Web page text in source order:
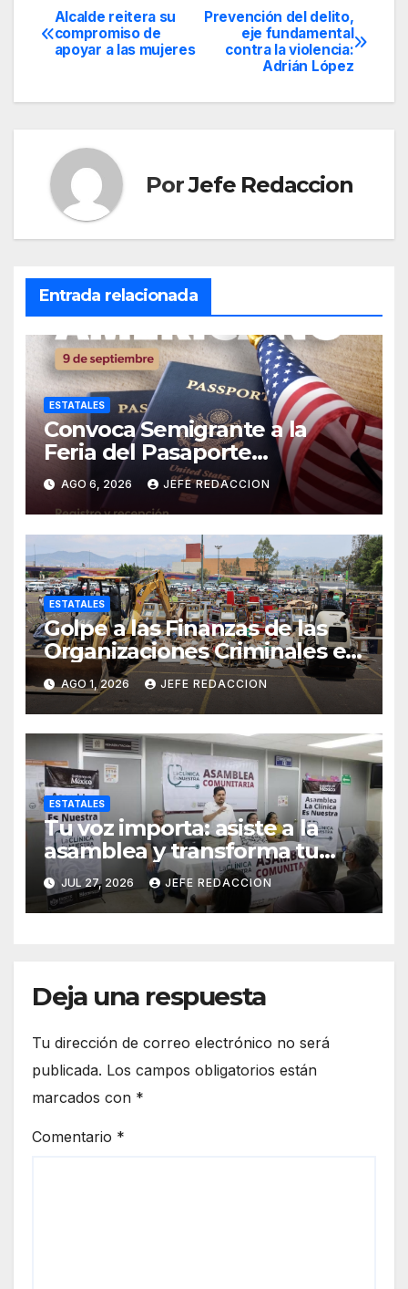
Navegación
de
entradas
Prevención del delito,
eje fundamental
contra la violencia:
Adrián López
Alcalde reitera su
compromiso de
apoyar a las mujeres
PorJefe Redaccion
Entrada relacionada
ESTATALES
Convoca Semigrante a la
Feria del Pasaporte
Estadounidense 2026
AGO 6, 2026 JEFE REDACCION
ESTATALES
Golpe a las Finanzas de las
Organizaciones Criminales en
Operativos
Interinstitucionales
AGO 1, 2026 JEFE REDACCION
ESTATALES
Tu voz importa: asiste a la
asamblea y transforma tu
clínica del IMSS-Bienestar
JUL 27, 2026 JEFE REDACCION
Deja una respuesta
Tu dirección de correo electrónico no será
publicada. Los campos obligatorios están
marcados con *
Comentario *